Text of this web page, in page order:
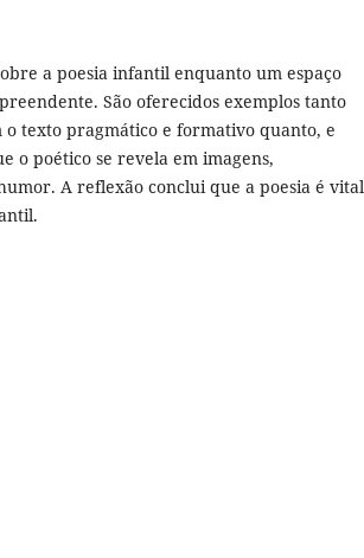
a poesia infantil enquanto um espaço
São oferecidos exemplos tanto
texto pragmático e formativo quanto, e
o poético se revela em imagens,
A reflexão conclui que a poesia é vital